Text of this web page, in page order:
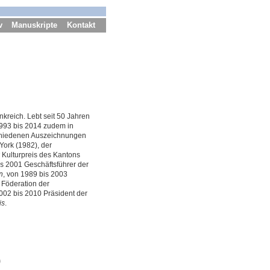
Manuskripte Kontakt
Lebt seit 50 Jahren
bis 2014 zudem in
Auszeichnungen
(1982), der
des Kantons
2001 Geschäftsführer der
, von 1989 bis 2003
Föderation der
bis 2010 Präsident der